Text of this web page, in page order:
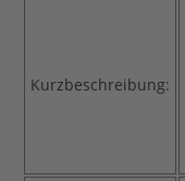
Kurzbeschreibung: